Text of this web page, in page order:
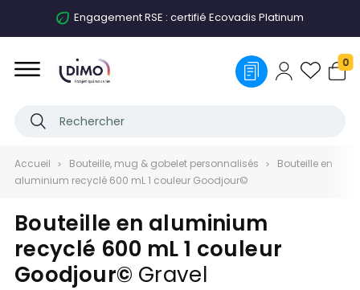
Engagement RSE : certifié Ecovadis Platinum
0
Accueil Bouteille, mug & gobelet personnalisés
Bouteille en
aluminium recyclé 600 mL 1 couleur Goodjour©
Bouteille en aluminium
recyclé 600 mL 1 couleur
Goodjour© Gravel